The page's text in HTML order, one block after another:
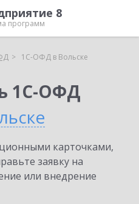
8
программ
1С-ОФД в Вольске
1С-ОФД
карточками,
заявку на
или внедрение